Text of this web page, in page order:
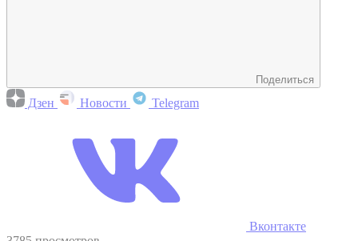
Поделиться
Дзен Новости Telegram
Вконтакте